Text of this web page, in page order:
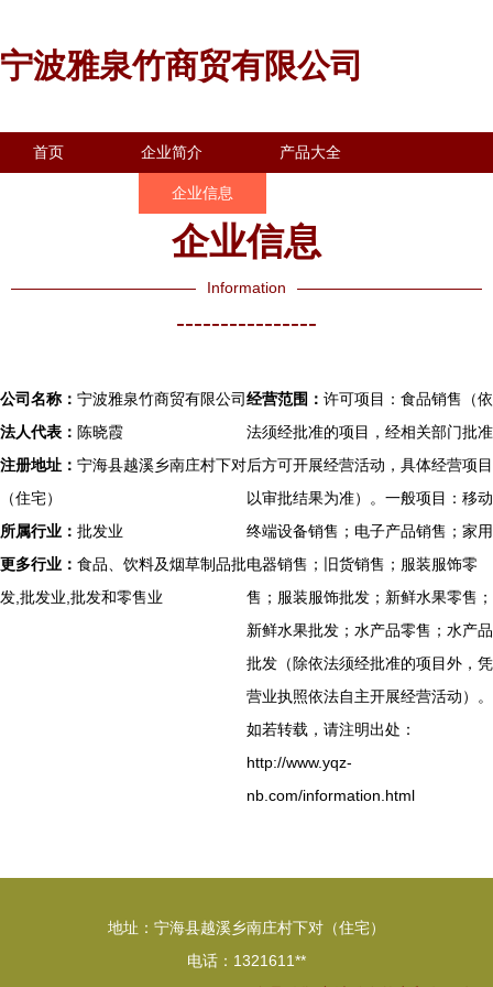
宁波雅泉竹商贸有限公司
首页 企业简介 产品大全
企业信息
企业信息
Information
----------------
公司名称： 宁波雅泉竹商贸有限公司
法人代表： 陈晓霞
注册地址： 宁海县越溪乡南庄村下对
（住宅）
所属行业： 批发业
更多行业： 食品、饮料及烟草制品批
发,批发业,批发和零售业
经营范围： 许可项目：食品销售（依
法须经批准的项目，经相关部门批准
后方可开展经营活动，具体经营项目
以审批结果为准）。一般项目：移动
终端设备销售；电子产品销售；家用
电器销售；旧货销售；服装服饰零
售；服装服饰批发；新鲜水果零售；
新鲜水果批发；水产品零售；水产品
批发（除依法须经批准的项目外，凭
营业执照依法自主开展经营活动）。
如若转载，请注明出处：
http://www.yqz-
nb.com/information.html
地址：宁海县越溪乡南庄村下对（住宅）
电话：1321611**